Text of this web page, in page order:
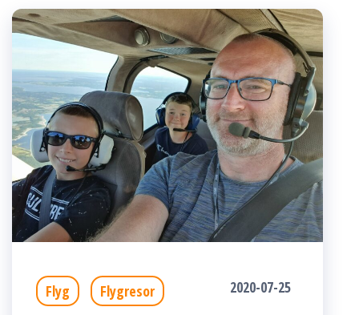
Flyg Flygresor 2020-07-25